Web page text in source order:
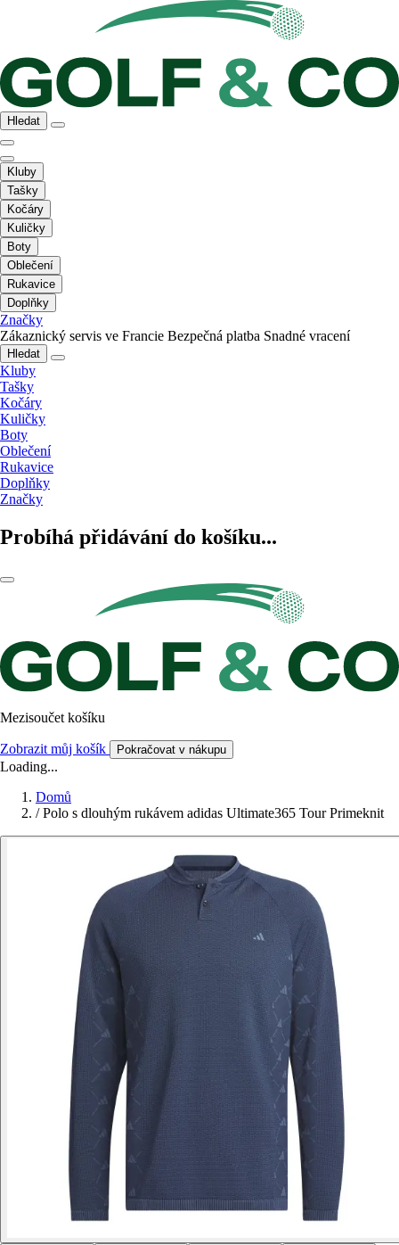
Hledat
Kluby
Tašky
Kočáry
Kuličky
Boty
Oblečení
Rukavice
Doplňky
Značky
Zákaznický servis ve Francie Bezpečná platba Snadné vracení
Hledat
Kluby
Tašky
Kočáry
Kuličky
Boty
Oblečení
Rukavice
Doplňky
Značky
Probíhá přidávání do košíku...
Mezisoučet košíku
Zobrazit můj košík Pokračovat v nákupu
Loading...
Domů
/ Polo s dlouhým rukávem adidas Ultimate365 Tour Primeknit